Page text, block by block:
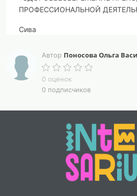
ПРОФЕССИОНАЛЬНОЙ
Сива
Введение
Здоровье – бесценное
расставаниях с близкими и
желаем им доброго и крепкого
– основное условие и залог
счастливой жизни.
В современном обществе
более высокие требования к
Автор Поносова Ольга
0 оценок
0 подписчиков